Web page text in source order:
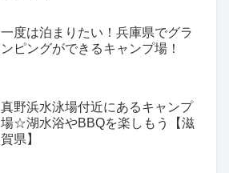
一度は泊まりたい！兵庫県でグラ
ンピングができるキャンプ場！
真野浜水泳場付近にあるキャンプ
場☆湖水浴やBBQを楽しもう【滋
賀県】